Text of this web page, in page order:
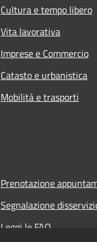
Cultura e tempo libero
Vita lavorativa
Imprese e Commercio
Catasto e urbanistica
Mobilità e trasporti
Prenotazione
Segnalazione
Leggi le FAQ